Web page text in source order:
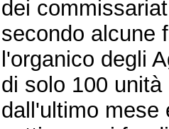
dei
secondo alcune
l'organico degli
di solo 100
dall'ultimo mese